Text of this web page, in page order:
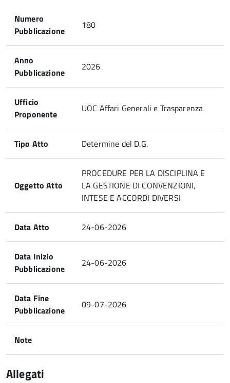
Numero
Pubblicazione
180
Anno
Pubblicazione
2026
Ufficio
Proponente
UOC Affari Generali e Trasparenza
Tipo Atto Determine del D.G.
Oggetto Atto
PROCEDURE PER LA DISCIPLINA E
LA GESTIONE DI CONVENZIONI,
INTESE E ACCORDI DIVERSI
Data Atto 24-06-2026
Data Inizio
Pubblicazione
24-06-2026
Data Fine
Pubblicazione
09-07-2026
Note
Allegati